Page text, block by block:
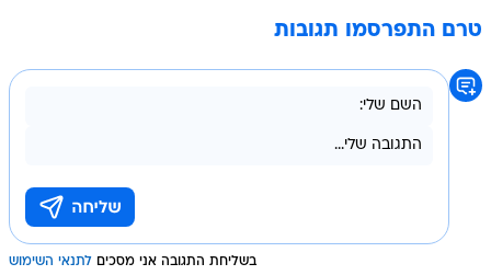
טרם התפרסמו תגובות
בשליחת התגובה אני מסכים לתנאי השימוש